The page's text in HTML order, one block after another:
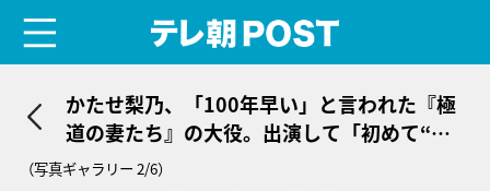
かたせ梨乃、「100年早い」と言われた『極
道の妻たち』の大役。出演して「初めて“女
優です”と言えるようになった」
（写真ギャラリー 2/6）